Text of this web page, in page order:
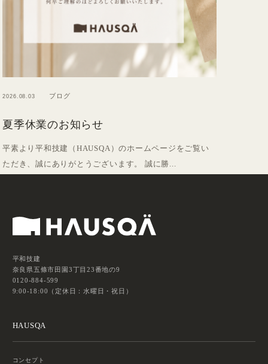
2026.08.03 ブログ
夏季休業のお知らせ
平素より平和技建（HAUSQA）のホームページをご覧い
ただき、誠にありがとうございます。 誠に勝...
平和技建
奈良県五條市田園3丁目23番地の9
0120-884-599
9:00-18:00（定休日：水曜日・祝日）
HAUSQA
コンセプト